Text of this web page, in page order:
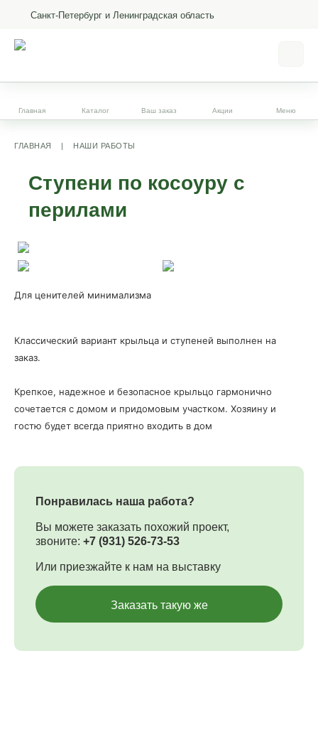
Санкт-Петербург и Ленинградская область
Главная Каталог Ваш заказ Акции Меню
ГЛАВНАЯ | НАШИ РАБОТЫ
Ступени по косоуру с
перилами
Для ценителей минимализма
Классический вариант крыльца и ступеней выполнен на
заказ.
Крепкое, надежное и безопасное крыльцо гармонично
сочетается с домом и придомовым участком. Хозяину и
гостю будет всегда приятно входить в дом
Понравилась наша работа?
Вы можете заказать похожий проект,
звоните: +7 (931) 526-73-53
Или приезжайте к нам на выставку
Заказать такую же